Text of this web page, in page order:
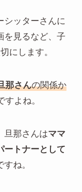
シッターさんに
を見るなど、子
にします。
那さんの関係か
すよね。
旦那さんはママ
ートナーとして
ね。